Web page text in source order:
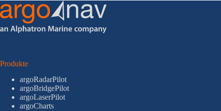
Produkte
argoRadarPilot
argoBridgePilot
argoLaserPilot
argoCharts